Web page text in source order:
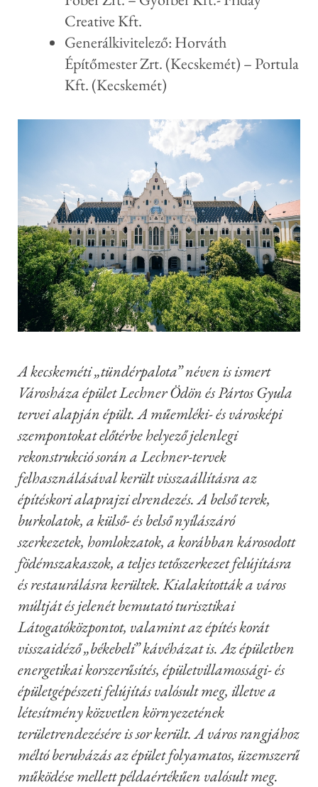
Creative Kft.
Generálkivitelező: Horváth
Építőmester Zrt. (Kecskemét) – Portula
Kft. (Kecskemét)
A kecskeméti „tündérpalota” néven is ismert
Városháza épület Lechner Ödön és Pártos Gyula
tervei alapján épült. A műemléki- és városképi
szempontokat előtérbe helyező jelenlegi
rekonstrukció során a Lechner-tervek
felhasználásával került visszaállításra az
építéskori alaprajzi elrendezés. A belső terek,
burkolatok, a külső- és belső nyílászáró
szerkezetek, homlokzatok, a korábban károsodott
födémszakaszok, a teljes tetőszerkezet felújításra
és restaurálásra kerültek. Kialakították a város
múltját és jelenét bemutató turisztikai
Látogatóközpontot, valamint az építés korát
visszaidéző „békebeli” kávéházat is. Az épületben
energetikai korszerűsítés, épületvillamossági- és
épületgépészeti felújítás valósult meg, illetve a
létesítmény közvetlen környezetének
területrendezésére is sor került. A város rangjához
méltó beruházás az épület folyamatos, üzemszerű
működése mellett példaértékűen valósult meg.